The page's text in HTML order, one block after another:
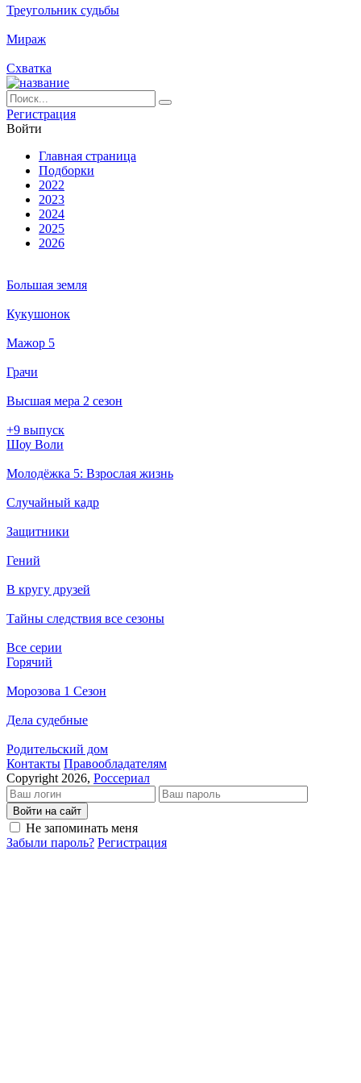
Треугольник судьбы
Мираж
Схватка
Ре­ги­ст­ра­ция
Вой­ти
Глав­ная стра­ни­ца
Подборки
2022
2023
2024
2025
2026
Большая земля
Кукушонок
Мажор 5
Грачи
Высшая мера 2 сезон
+9 выпуск
Шоу Воли
Молодёжка 5: Взрослая жизнь
Случайный кадр
Защитники
Гений
В кругу друзей
Тайны следствия все сезоны
Все серии
Горячий
Морозова 1 Сезон
Дела судебные
Родительский дом
Кон­так­ты Пра­во­об­ла­да­те­лям
Copyright 2026, Россериал
Войти на сайт
Не запоминать меня
Забыли пароль? Регистрация